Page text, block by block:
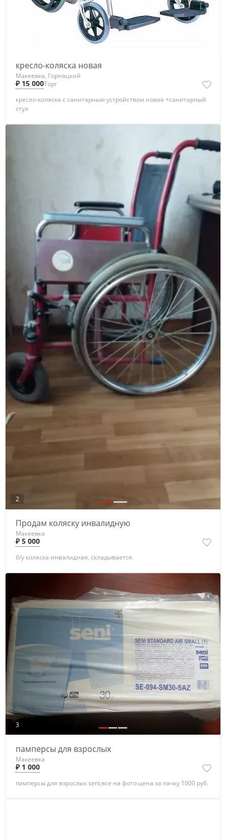
кресло-коляска новая
Макеевка, Горняцкий
₽ 15 000Торг
кресло-коляска с санитарным устройством новая +санитарный
стул
2
Продам коляску инвалидную
Макеевка
₽ 5 000
б/у коляска инвалидная, складывается.
3
памперсы для взрослых
Макеевка
₽ 1 000
памперсы для взрослых seni,все на фото.цена за пачку 1000 руб.